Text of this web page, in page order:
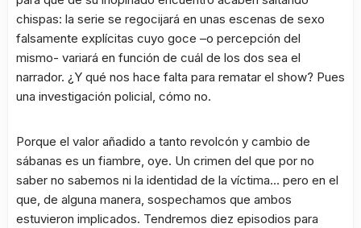
chispas: la serie se regocijará en unas escenas de sexo
falsamente explícitas cuyo goce –o percepción del
mismo- variará en función de cuál de los dos sea el
narrador. ¿Y qué nos hace falta para rematar el show? Pues
una investigación policial, cómo no.
Porque el valor añadido a tanto revolcón y cambio de
sábanas es un fiambre, oye. Un crimen del que por no
saber no sabemos ni la identidad de la víctima… pero en el
que, de alguna manera, sospechamos que ambos
estuvieron implicados. Tendremos diez episodios para